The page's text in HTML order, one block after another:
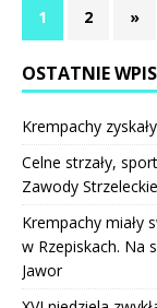
1 2 »
OSTATNIE
Krempachy
Celne strzały,
Zawody
Krempachy miały
w Rzepiskach. Na
Jawor